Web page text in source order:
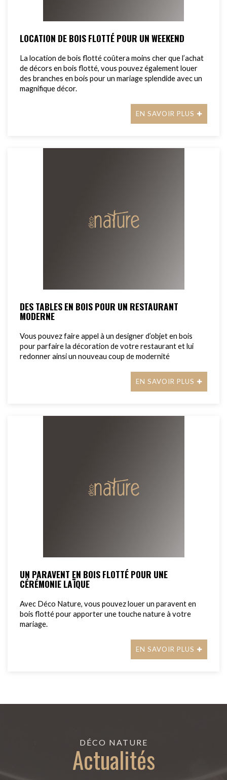
LOCATION DE BOIS FLOTTÉ POUR UN WEEKEND
La location de bois flotté coûtera moins cher que l’achat
de décors en bois flotté, vous pouvez également louer
des branches en bois pour un mariage splendide avec un
magnifique décor.
EN SAVOIR PLUS
DES TABLES EN BOIS POUR UN RESTAURANT
MODERNE
Vous pouvez faire appel à un designer d’objet en bois
pour parfaire la décoration de votre restaurant et lui
redonner ainsi un nouveau coup de modernité
EN SAVOIR PLUS
UN PARAVENT EN BOIS FLOTTÉ POUR UNE
CÉRÉMONIE LAÏQUE
Avec Déco Nature, vous pouvez louer un paravent en
bois flotté pour apporter une touche nature à votre
mariage.
EN SAVOIR PLUS
DÉCO NATURE
Actualités